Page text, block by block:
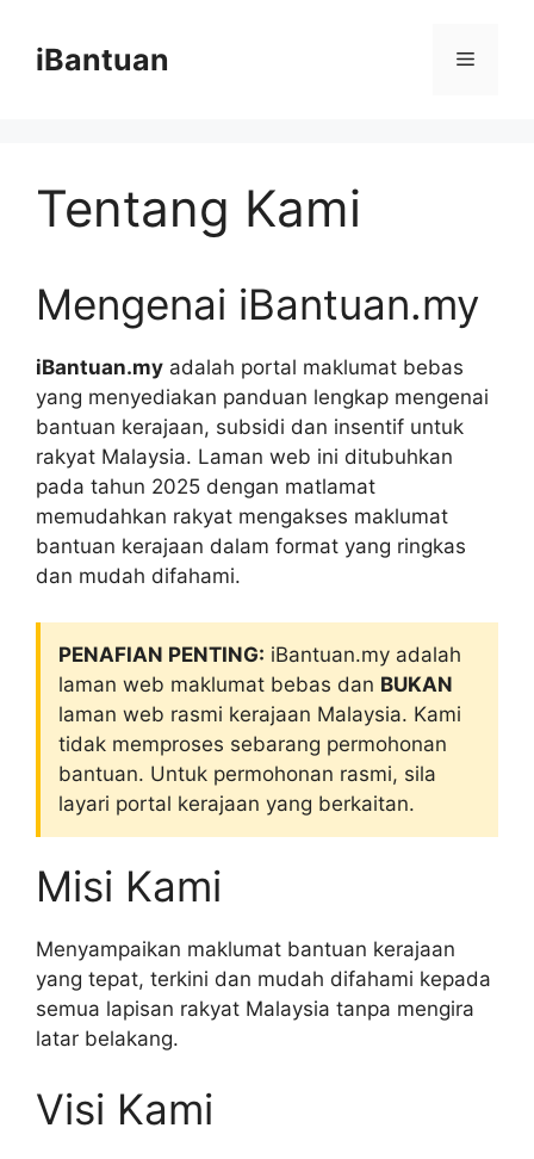
contentiBantuan Menu
Tentang Kami
Mengenai iBantuan.my
iBantuan.my adalah portal maklumat bebas
yang menyediakan panduan lengkap mengenai
bantuan kerajaan, subsidi dan insentif untuk
rakyat Malaysia. Laman web ini ditubuhkan
pada tahun 2025 dengan matlamat
memudahkan rakyat mengakses maklumat
bantuan kerajaan dalam format yang ringkas
dan mudah difahami.
PENAFIAN PENTING: iBantuan.my adalah
laman web maklumat bebas dan BUKAN
laman web rasmi kerajaan Malaysia. Kami
tidak memproses sebarang permohonan
bantuan. Untuk permohonan rasmi, sila
layari portal kerajaan yang berkaitan.
Misi Kami
Menyampaikan maklumat bantuan kerajaan
yang tepat, terkini dan mudah difahami kepada
semua lapisan rakyat Malaysia tanpa mengira
latar belakang.
Visi Kami